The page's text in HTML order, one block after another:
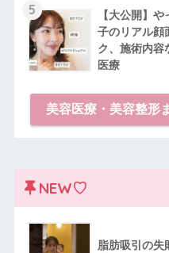
5
【大公開】
子のリアル顔
ク、施術内
医療
美容医療・美容整形
NEW♡
脂肪吸引の失